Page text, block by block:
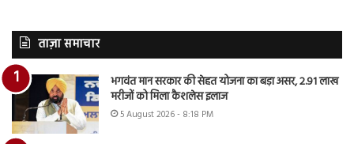
ताज़ा समाचार
भगवंत मान सरकार की सेहत योजना का बड़ा असर, 2.91 लाख
मरीजों को मिला कैशलेस इलाज
5 August 2026 - 8:18 PM